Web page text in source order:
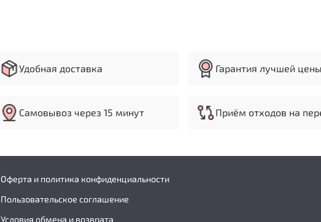
Удобная доставка
Самовывоз через 15 минут
Гарантия лучшей цены
Приём отходов на
Оферта и политика конфиденциальности
Пользовательское соглашение
Условия обмена и возврата